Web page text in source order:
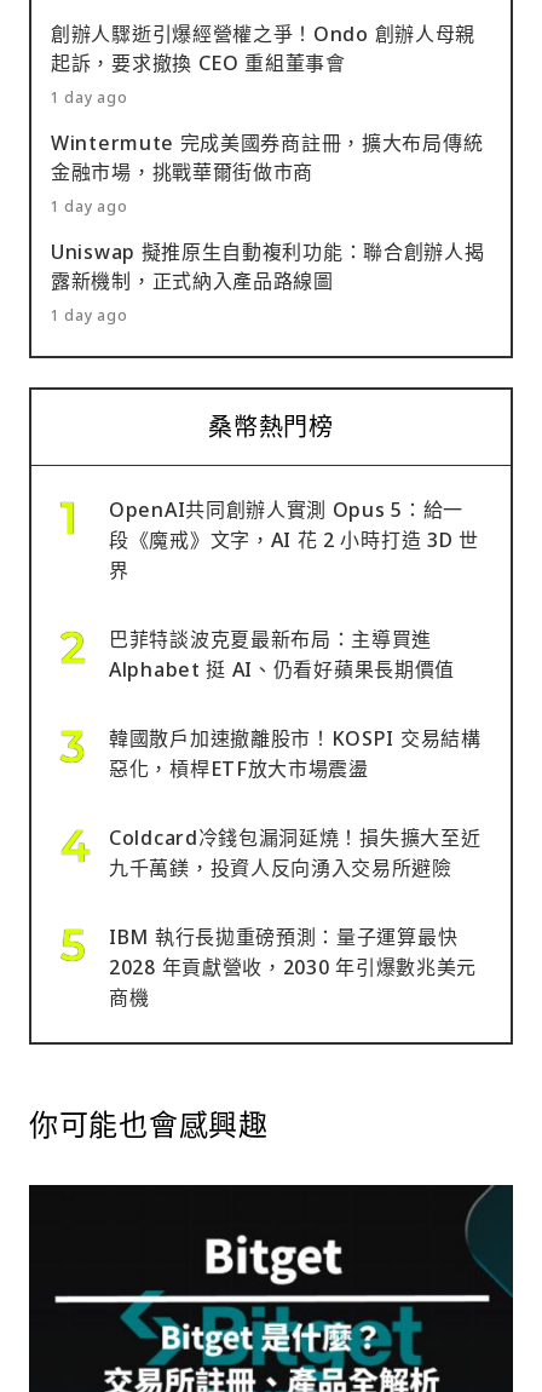
創辦人驟逝引爆經營權之爭！Ondo 創辦人母親
起訴，要求撤換 CEO 重組董事會
1 day ago
Wintermute 完成美國券商註冊，擴大布局傳統
金融市場，挑戰華爾街做市商
1 day ago
Uniswap 擬推原生自動複利功能：聯合創辦人揭
露新機制，正式納入產品路線圖
1 day ago
桑幣熱門榜
OpenAI共同創辦人實測 Opus 5：給一
段《魔戒》文字，AI 花 2 小時打造 3D 世
界
巴菲特談波克夏最新布局：主導買進
Alphabet 挺 AI、仍看好蘋果長期價值
韓國散戶加速撤離股市！KOSPI 交易結構
惡化，槓桿ETF放大市場震盪
Coldcard冷錢包漏洞延燒！損失擴大至近
九千萬鎂，投資人反向湧入交易所避險
IBM 執行長拋重磅預測：量子運算最快
2028 年貢獻營收，2030 年引爆數兆美元
商機
你可能也會感興趣